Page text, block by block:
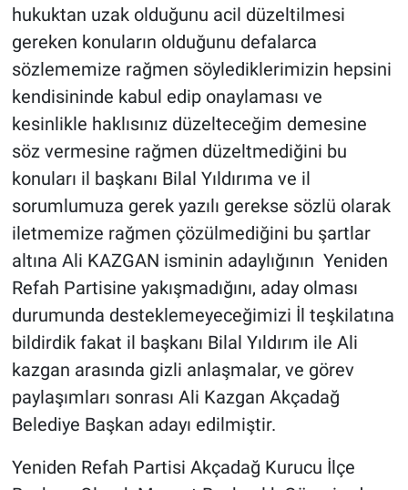
hukuktan uzak olduğunu acil düzeltilmesi
gereken konuların olduğunu defalarca
sözlememize rağmen söylediklerimizin hepsini
kendisininde kabul edip onaylaması ve
kesinlikle haklısınız düzelteceğim demesine
söz vermesine rağmen düzeltmediğini bu
konuları il başkanı Bilal Yıldırıma ve il
sorumlumuza gerek yazılı gerekse sözlü olarak
iletmemize rağmen çözülmediğini bu şartlar
altına Ali KAZGAN isminin adaylığının Yeniden
Refah Partisine yakışmadığını, aday olması
durumunda desteklemeyeceğimizi İl teşkilatına
bildirdik fakat il başkanı Bilal Yıldırım ile Ali
kazgan arasında gizli anlaşmalar, ve görev
paylaşımları sonrası Ali Kazgan Akçadağ
Belediye Başkan adayı edilmiştir.
Yeniden Refah Partisi Akçadağ Kurucu İlçe